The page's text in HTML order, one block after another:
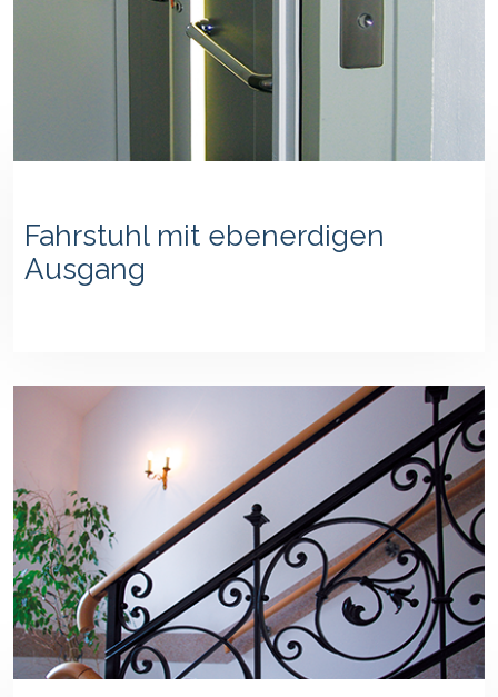
Fahrstuhl mit ebenerdigen
Ausgang